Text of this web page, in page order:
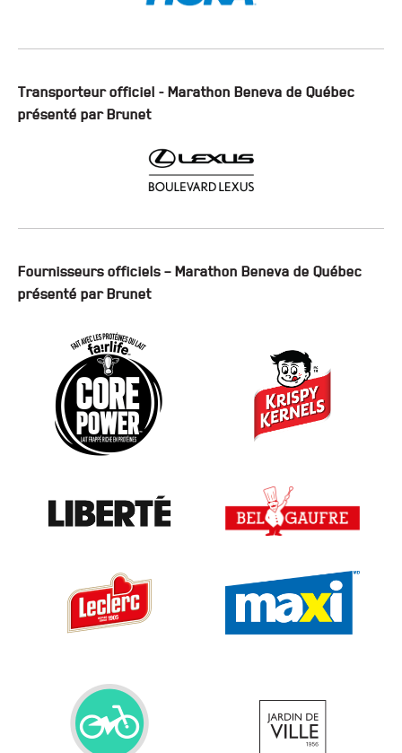
Transporteur officiel - Marathon Beneva de Québec
présenté par Brunet
Fournisseurs officiels – Marathon Beneva de Québec
présenté par Brunet